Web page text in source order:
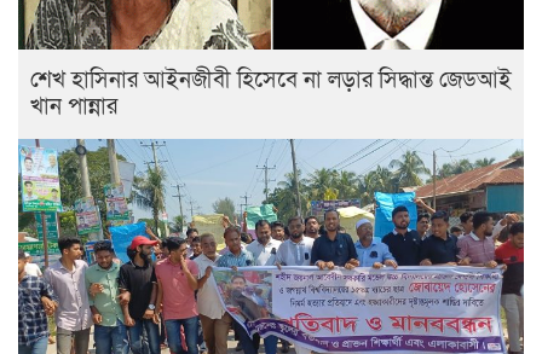
শেখ হাসিনার আইনজীবী হিসেবে না লড়ার সিদ্ধান্ত জেডআই
খান পান্নার